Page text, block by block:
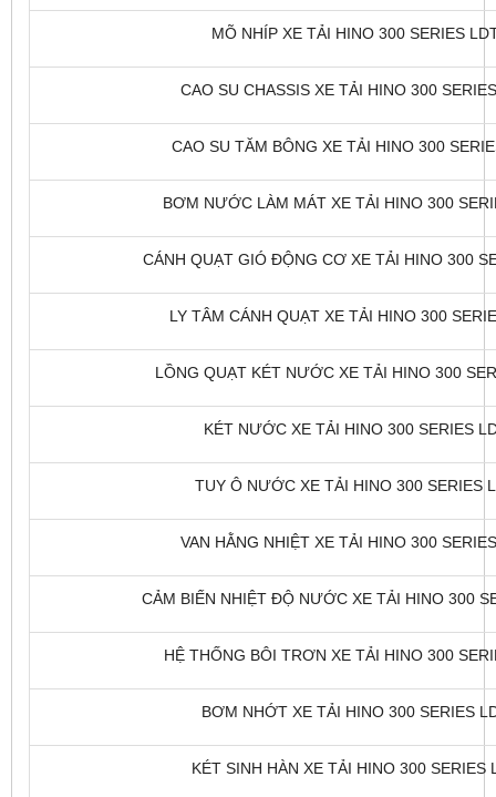
MÕ NHÍP XE TẢI HINO 300 SERIES
CAO SU CHASSIS XE TẢI HINO 300
CAO SU TĂM BÔNG XE TẢI HINO 300
BƠM NƯỚC LÀM MÁT XE TẢI HINO 300
CÁNH QUẠT GIÓ ĐỘNG CƠ XE TẢI HINO 300
LY TÂM CÁNH QUẠT XE TẢI HINO 300
LỒNG QUẠT KÉT NƯỚC XE TẢI HINO 300
KÉT NƯỚC XE TẢI HINO 300 SERIES
TUY Ô NƯỚC XE TẢI HINO 300 SERIES
VAN HẰNG NHIỆT XE TẢI HINO 300
CẢM BIẾN NHIỆT ĐỘ NƯỚC XE TẢI HINO 300
HỆ THỐNG BÔI TRƠN XE TẢI HINO 300
BƠM NHỚT XE TẢI HINO 300 SERIES
KÉT SINH HÀN XE TẢI HINO 300 SERIES